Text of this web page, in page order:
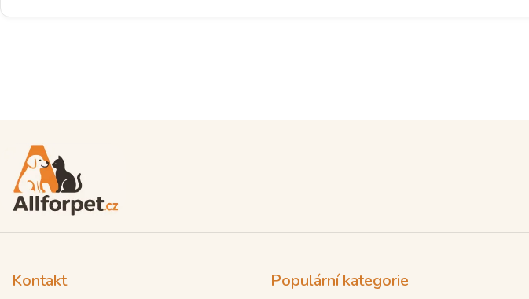
Kontakt Populární kategorie